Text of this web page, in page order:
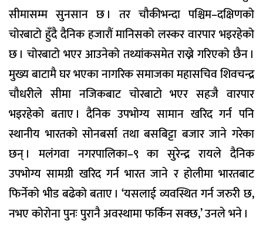
सीमासम्म सुनसान छ । तर चौकीभन्दा पश्चिम–दक्षिणको
चोरबाटो हुँदै दैनिक हजारौं मानिसको लस्कर वारपार भइरहेको
छ । चोरबाटो भएर आउनेको तथ्यांकसमेत राख्ने गरिएको छैन ।
मुख्य बाटामै घर भएका नागरिक समाजका महासचिव शिवचन्द्र
चौधरीले सीमा नजिकबाट चोरबाटो भएर सहजै वारपार
भइरहेको बताए । दैनिक उपभोग्य सामान खरिद गर्न पनि
स्थानीय भारतको सोनबर्सा तथा बसबिट्टा बजार जाने गरेका
छन् । मलंगवा नगरपालिका–९ का सुरेन्द्र रायले दैनिक
उपभोग्य सामग्री खरिद गर्न भारत जाने र होलीमा भारतबाट
फिर्नेको भीड बढेको बताए । ‘यसलाई व्यवस्थित गर्न जरुरी छ,
नभए कोरोना पुनः पुरानै अवस्थामा फर्किन सक्छ,’ उनले भने ।